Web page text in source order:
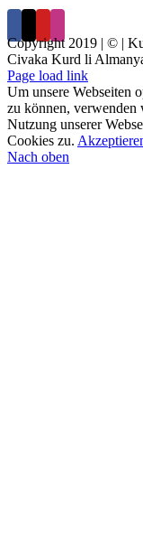
Copyright 2019 | © |
Civaka Kurd li Almanya
Page load link
Um unsere Webseiten
zu können, verwenden
Nutzung unserer
Cookies zu.
Nach oben